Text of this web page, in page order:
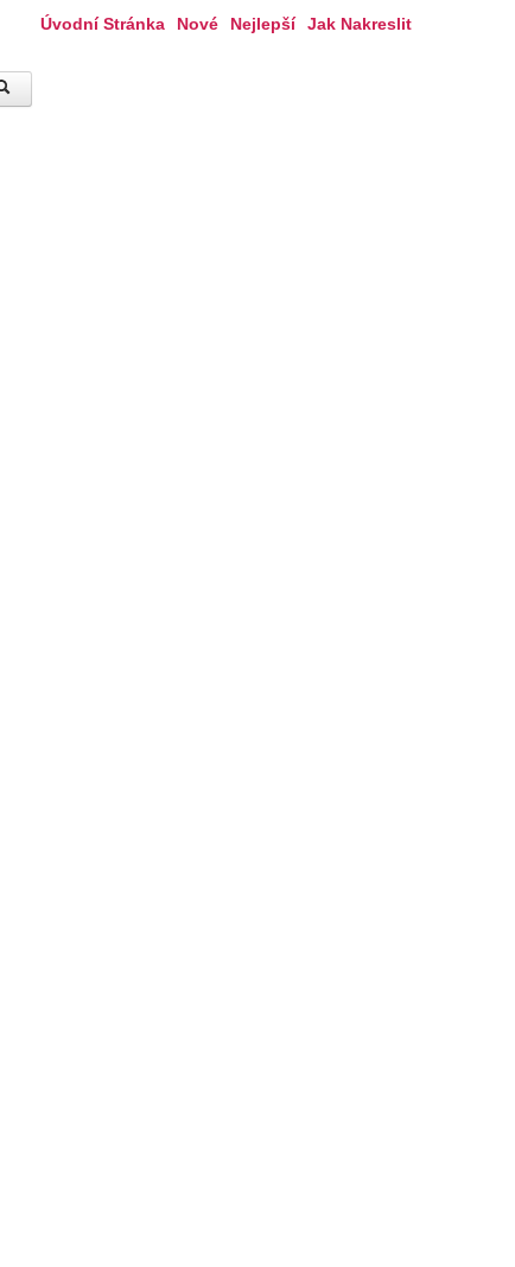
Úvodní Stránka Nové Nejlepší Jak Nakreslit